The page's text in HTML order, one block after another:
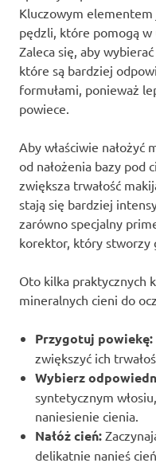
Kluczowym
pędzli, które pomogą
Zaleca się, aby
które są bardziej
formułami, ponieważ
powiece.
Aby właściwie nałożyć
od nałożenia bazy pod
zwiększa trwałość
stają się bardziej
zarówno specjalny
korektor, który stworzy
Oto kilka praktycznych
mineralnych cieni do
Przygotuj powiekę:
zwiększyć ich
Wybierz
syntetycznym
naniesienie cienia.
Nałóż cień:
delikatnie nanieś